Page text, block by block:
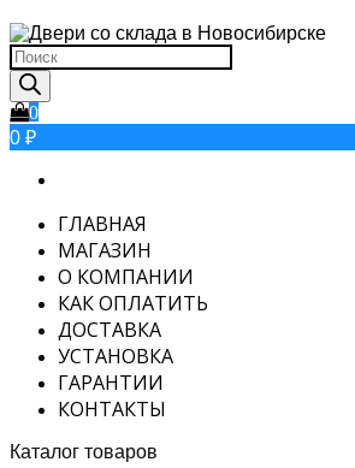
Поиск
товаров
0
0 ₽
ГЛАВНАЯ
МАГАЗИН
О КОМПАНИИ
КАК ОПЛАТИТЬ
ДОСТАВКА
УСТАНОВКА
ГАРАНТИИ
КОНТАКТЫ
Каталог товаров